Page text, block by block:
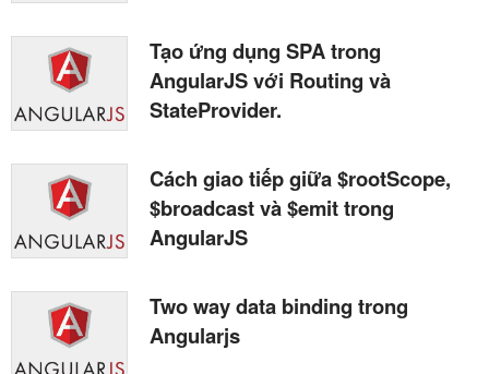
Tạo ứng dụng SPA trong
AngularJS với Routing và
StateProvider.
Cách giao tiếp giữa $rootScope,
$broadcast và $emit trong
AngularJS
Two way data binding trong
Angularjs